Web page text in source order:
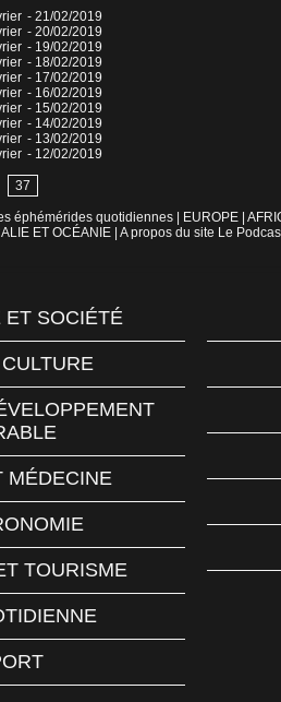
- 21/02/2019
- 20/02/2019
- 19/02/2019
- 18/02/2019
- 17/02/2019
- 16/02/2019
- 15/02/2019
- 14/02/2019
- 13/02/2019
- 12/02/2019
37
éphémérides quotidiennes EUROPE
ET OCÉANIE A propos du site Le
ET SOCIÉTÉ
MÉDECINE
TOURISME